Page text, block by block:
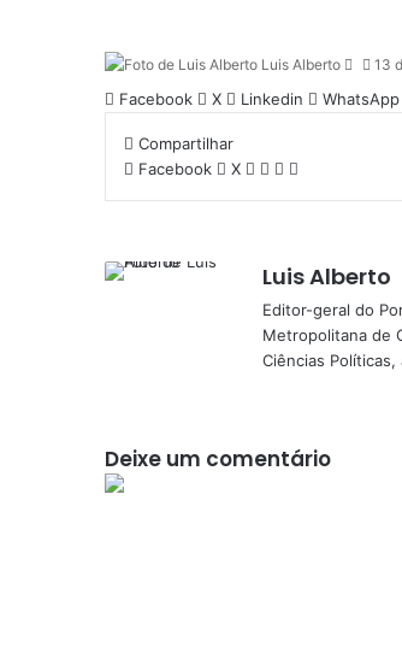
Luis Alberto
M
n
a
i
l
13
Facebook X Linkedin WhatsApp
Compartilhar
Facebook
X
L
e
n
W
s
p
p
T
g
a
m
a
t
i
l
r
v
Luis Alberto
Editor-geral do
Metropolitana de
Ciências
Deixe um comentário